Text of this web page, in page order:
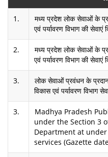
1.
मध्य प्रदेश लोक सेवाओं के
एवं पर्यावरण विभाग की
2.
मध्य प्रदेश लोक सेवाओं के
एवं पर्यावरण विभाग की
3.
लोक सेवाओं प्रवंधन के
विकास एवं पर्यावरण विभाग
3.
Madhya Pradesh
under the Section 3
Department at
services (Gazette